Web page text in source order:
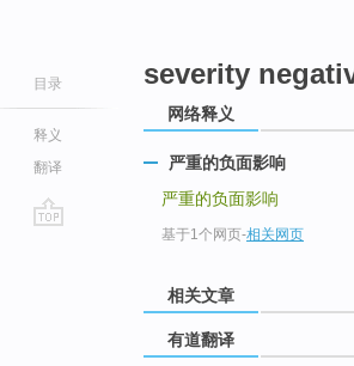
目录
释义
翻译
severity
网络释义
严重的负面影响
严重的负面影响
基于1个网页-相关网页
相关文章
有道翻译